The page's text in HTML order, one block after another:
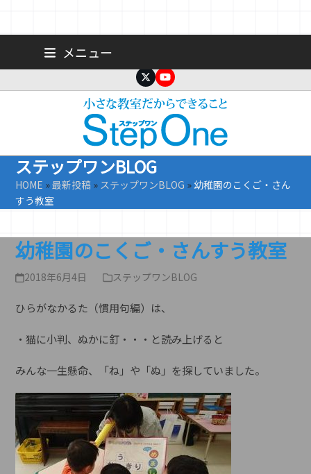
メニュー
TwitterYouTube
ステップワンBLOG
HOME »最新投稿 » ステップワンBLOG »幼稚園のこくご・さん
すう教室
幼稚園のこくご・さんすう教室
2018年6月4日 ステップワンBLOG
ひらがなかるた（慣用句編）は、
・猫に小判、ぬかに釘・・・と読み上げると
みんな一生懸命、「ね」や「ぬ」を探していました。